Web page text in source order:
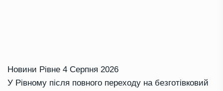
Новини Рівне 4 Серпня 2026
У Рівному після повного переходу на безготівковий